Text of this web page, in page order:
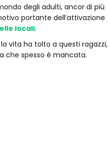
degli adulti, ancor di più
portante dell’attivazione
locali.
vita ha tolto a questi ragazzi,
che spesso è mancata.